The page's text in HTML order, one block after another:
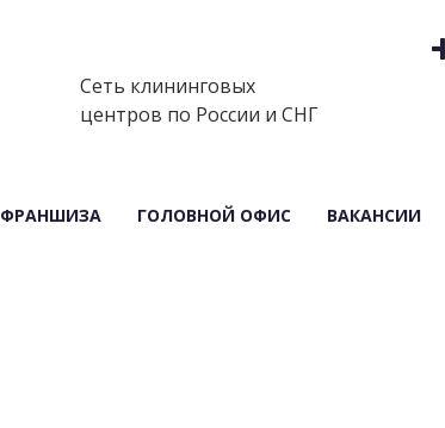
Сеть клининговых
центров по России и СНГ
ФРАНШИЗА ГОЛОВНОЙ ОФИС ВАКАНСИИ